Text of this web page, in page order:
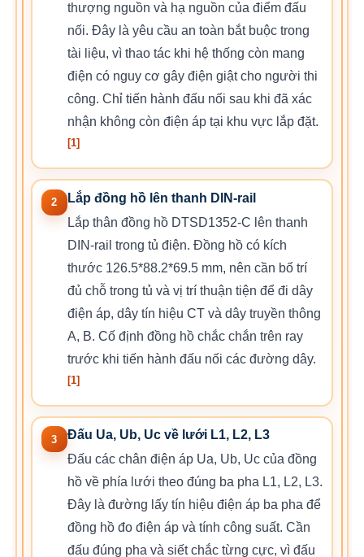
thượng nguồn và hạ nguồn của điểm đấu
nối. Đây là yêu cầu an toàn bắt buộc trong
tài liệu, vì thao tác khi hệ thống còn mang
điện có nguy cơ gây điện giật cho người thi
công. Chỉ tiến hành đấu nối sau khi đã xác
nhận không còn điện áp tại khu vực lắp đặt.
[1]
2
Lắp đồng hồ lên thanh DIN-rail
Lắp thân đồng hồ DTSD1352-C lên thanh
DIN-rail trong tủ điện. Đồng hồ có kích
thước 126.5*88.2*69.5 mm, nên cần bố trí
đủ chỗ trong tủ và vị trí thuận tiện để đi dây
điện áp, dây tín hiệu CT và dây truyền thông
A, B. Cố định đồng hồ chắc chắn trên ray
trước khi tiến hành đấu nối các đường dây.
[1]
3
Đấu Ua, Ub, Uc về lưới L1, L2, L3
Đấu các chân điện áp Ua, Ub, Uc của đồng
hồ về phía lưới theo đúng ba pha L1, L2, L3.
Đây là đường lấy tín hiệu điện áp ba pha để
đồng hồ đo điện áp và tính công suất. Cần
đấu đúng pha và siết chắc từng cực, vì đấu